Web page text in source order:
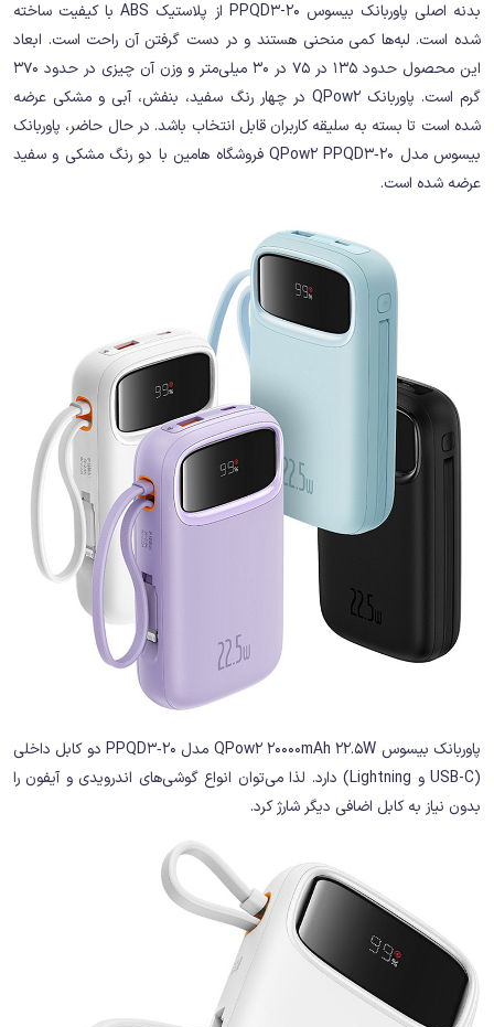
بدنه اصلی پاوربانک بیسوس PPQD3-20 از پلاستیک ABS با کیفیت ساخته
شده است. لبه‌ها کمی منحنی هستند و در دست گرفتن آن راحت است. ابعاد
این محصول حدود 135 در 75 در 30 میلی‌متر و وزن آن چیزی در حدود 370
گرم است. پاوربانک QPow2 در چهار رنگ سفید، بنفش، آبی و مشکی عرضه
شده است تا بسته به سلیقه کاربران قابل انتخاب باشد. در حال حاضر، پاوربانک
بیسوس مدل QPow2 PPQD3‑20 فروشگاه هامین با دو رنگ مشکی و سفید
عرضه شده است.
پاوربانک بیسوس QPow2 20000mAh 22.5W مدل PPQD3‑20 دو کابل داخلی
(USB-C و Lightning) دارد. لذا می‌توان انواع گوشی‌های اندرویدی و آیفون را
بدون نیاز به کابل اضافی دیگر شارژ کرد.